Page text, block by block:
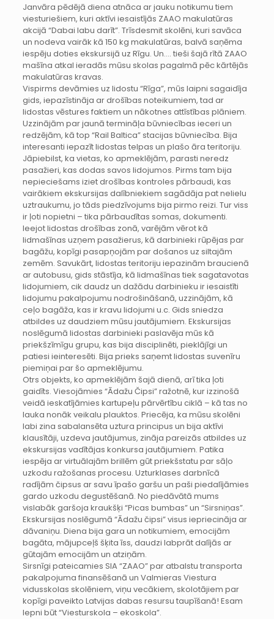
Janvāra pēdējā diena atnāca ar jauku notikumu tiem
viesturiešiem, kuri aktīvi iesaistījās ZAAO makulatūras
akcijā “Dabai labu darīt”. Trīsdesmit skolēni, kuri savāca
un nodeva vairāk kā 150 kg makulatūras, balvā saņēma
iespēju doties ekskursijā uz Rīgu. Un…. tieši šajā rītā ZAAO
mašīna atkal ieradās mūsu skolas pagalmā pēc kārtējās
makulatūras kravas.
Vispirms devāmies uz lidostu “Rīga”, mūs laipni sagaidīja
gids, iepazīstināja ar drošības noteikumiem, tad ar
lidostas vēstures faktiem un nākotnes attīstības plāniem.
Uzzinājām par jaunā termināļa būvniecības ieceri un
redzējām, kā top “Rail Baltica” stacijas būvniecība. Bija
interesanti iepazīt lidostas telpas un plašo āra teritoriju.
Jāpiebilst, ka vietas, ko apmeklējām, parasti neredz
pasažieri, kas dodas savos lidojumos. Pirms tam bija
nepieciešams iziet drošības kontroles pārbaudi, kas
vairākiem ekskursijas dalībniekiem sagādāja pat nelielu
uztraukumu, jo tāds piedzīvojums bija pirmo reizi. Tur viss
ir ļoti nopietni – tika pārbaudītas somas, dokumenti.
Ieejot lidostas drošības zonā, varējām vērot kā
lidmašīnas uzņem pasažierus, kā darbinieki rūpējas par
bagāžu, kopīgi pasapņojām par došanos uz siltajām
zemēm. Savukārt, lidostas teritoriju iepazinām braucienā
ar autobusu, gids stāstīja, kā lidmašīnas tiek sagatavotas
lidojumiem, cik daudz un dažādu darbinieku ir iesaistīti
lidojumu pakalpojumu nodrošināšanā, uzzinājām, kā
ceļo bagāža, kas ir kravu lidojumi u.c. Gids sniedza
atbildes uz daudziem mūsu jautājumiem. Ekskursijas
noslēgumā lidostas darbinieki paslavēja mūs kā
priekšzīmīgu grupu, kas bija disciplinēti, pieklājīgi un
patiesi ieinteresēti. Bija prieks saņemt lidostas suvenīru
piemiņai par šo apmeklējumu.
Otrs objekts, ko apmeklējām šajā dienā, arī tika ļoti
gaidīts. Viesojāmies “Ādažu Čipsi” ražotnē, kur izzinošā
veidā ieskatījāmies kartupeļu pārvērtību ciklā – kā tas no
lauka nonāk veikalu plauktos. Priecēja, ka mūsu skolēni
labi zina sabalansēta uztura principus un bija aktīvi
klausītāji, uzdeva jautājumus, zināja pareizās atbildes uz
ekskursijas vadītājas konkursa jautājumiem. Patika
iespēja ar virtuālajām brillēm gūt priekšstatu par sāļo
uzkodu ražošanas procesu. Uzturklases darbnīcā
radījām čipsus ar savu īpašo garšu un paši piedalījāmies
gardo uzkodu degustēšanā. No piedāvātā mums
vislabāk garšoja kraukšķi “Picas bumbas” un “Sirsniņas”.
Ekskursijas noslēgumā “Ādažu čipsi” visus iepriecināja ar
dāvaniņu. Diena bija gara un notikumiem, emocijām
bagāta, mājupceļš šķita īss, daudzi labprāt dalījās ar
gūtajām emocijām un atziņām.
Sirsnīgi pateicamies SIA “ZAAO” par atbalstu transporta
pakalpojuma finansēšanā un Valmieras Viestura
vidusskolas skolēniem, viņu vecākiem, skolotājiem par
kopīgi paveikto Latvijas dabas resursu taupīšanā! Esam
lepni būt “Viesturskola – ekoskola”.